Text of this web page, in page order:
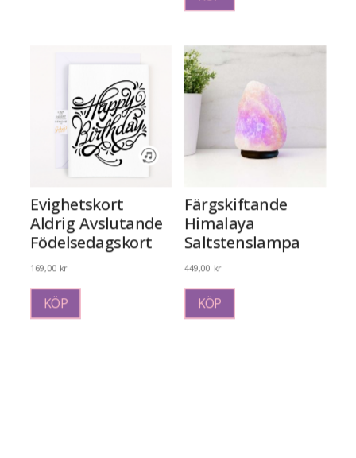
Evighetskort
Aldrig Avslutande
Födelsedagskort
169,00 kr
KÖP
Färgskiftande
Himalaya
Saltstenslampa
449,00 kr
KÖP